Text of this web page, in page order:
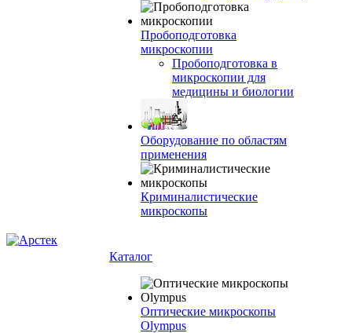
Пробоподготовка
микроскопии
Пробоподготовка в
микроскопии для
медицины и биологии
Оборудование по областям
применения
Криминалистические
микроскопы
Каталог
Оптические микроскопы
Olympus